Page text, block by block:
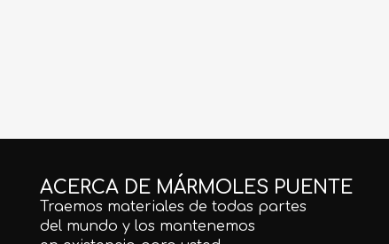
ACERCA DE MÁRMOLES PUENTE
Traemos materiales de todas partes
del mundo y los mantenemos